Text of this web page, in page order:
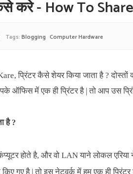
करे - How To
Tags: Blogging Computer Hardware
प्रिंटर कैसे शेयर किया जाता है ?
ऑफिस में एक ही प्रिंटर है | तो आप उस
है ?
होते है, और वो LAN याने लोकल एरिया
गए है | तो इस नेटवर्क में हम एक ही